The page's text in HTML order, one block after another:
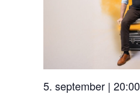
5. september | 20:00